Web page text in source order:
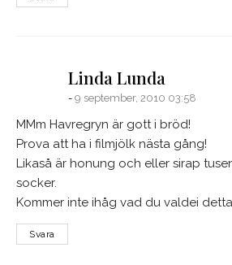
Linda Lunda
9 september, 2010 03:58
MMm Havregryn är gott i bröd!
Prova att ha i filmjölk nästa gång!
Likaså är honung och eller sirap
socker.
Kommer inte ihåg vad du valdei
Svara